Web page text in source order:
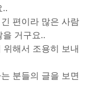
..
편이라 많은 사람
을 거구요..
해서 조용히 보내
분들의 글을 보면